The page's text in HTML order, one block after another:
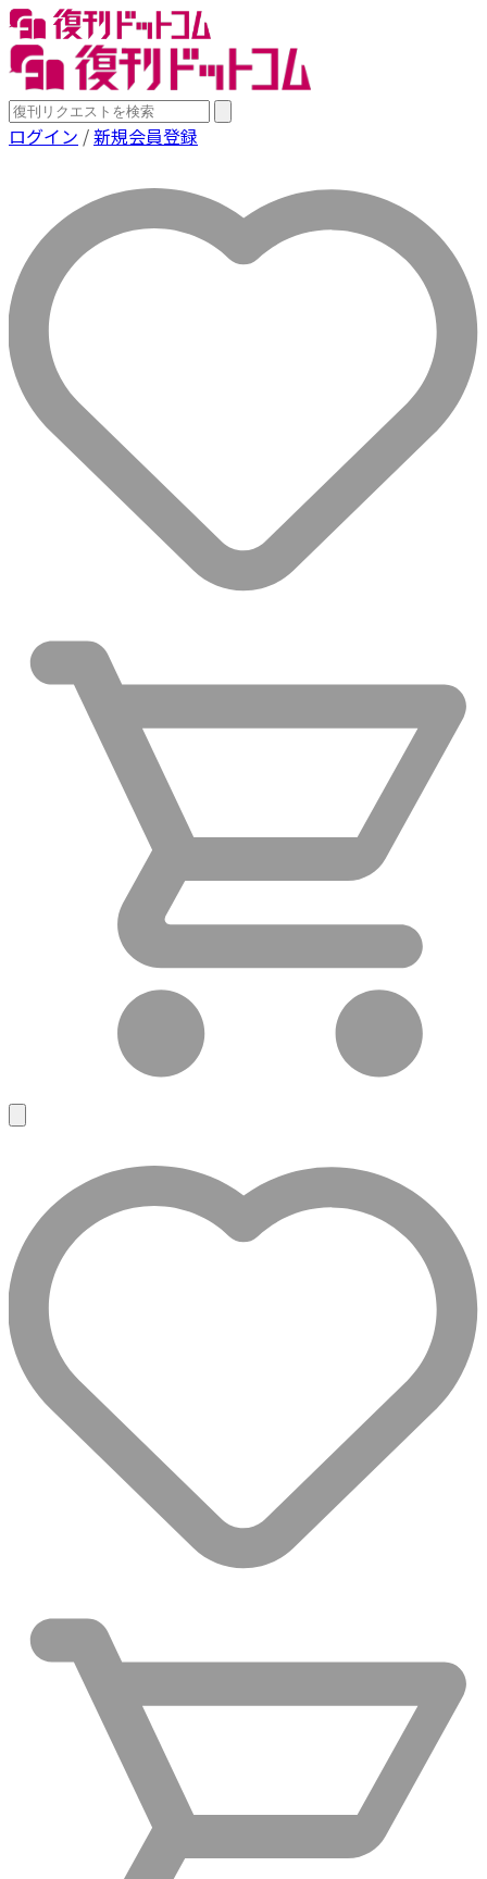
ログイン /新規会員登録